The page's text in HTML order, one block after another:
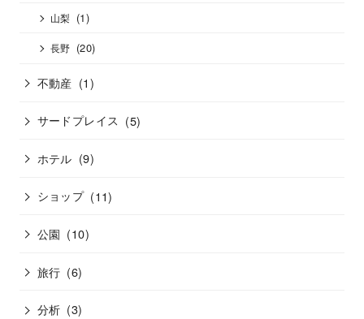
山梨 (1)
長野 (20)
不動産 (1)
サードプレイス (5)
ホテル (9)
ショップ (11)
公園 (10)
旅行 (6)
分析 (3)